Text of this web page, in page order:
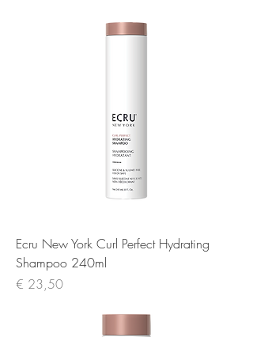
Ecru New York Curl Perfect Hydrating
Shampoo 240ml
Prijs
€ 23,50